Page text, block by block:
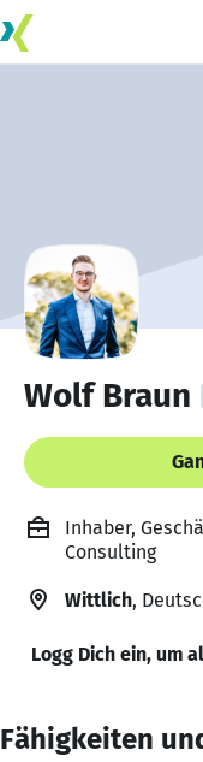
Wolf Braun
Inhaber,
Consulting
Wittlich,
Logg Dich ein, um
Fähigkeiten